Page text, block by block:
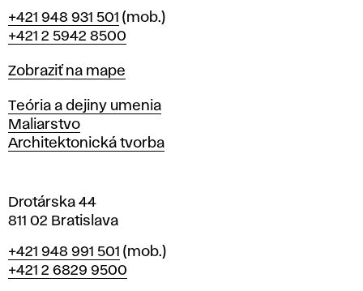
r
a
i
l
a
v
Telefón
+421 948 931 501 (mob.)
+421 2 5942 8500
Mapa
Zobraziť na mape
Katedry
Teória a dejiny umenia
Maliarstvo
Architektonická tvorba
Drotárska 44
811 02 Bratislava
Telefón
+421 948 991 501 (mob.)
+421 2 6829 9500